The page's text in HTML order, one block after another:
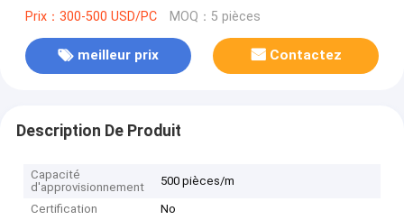
Prix：300-500 USD/PC MOQ：5 pièces
meilleur prix Contactez
Description De Produit
Capacité
d'approvisionnement
500 pièces/m
Certification
No